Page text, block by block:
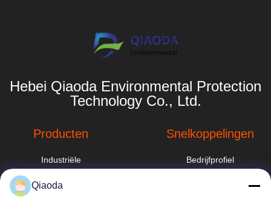
Hebei Qiaoda Environmental Protection
Technology Co., Ltd.
Producten
Industriële
stofafzuigsysteem
Snelkoppelingen
Bedrijfprofiel
Qiaoda